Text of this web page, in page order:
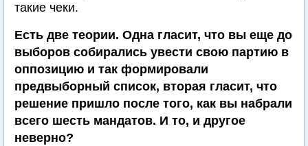
такие чеки.
Есть две теории. Одна гласит, что вы еще до
выборов собирались увести свою партию в
оппозицию и так формировали
предвыборный список, вторая гласит, что
решение пришло после того, как вы набрали
всего шесть мандатов. И то, и другое
неверно?